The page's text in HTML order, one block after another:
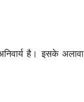
है। इसके अलावा